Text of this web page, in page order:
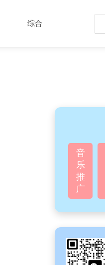
综合
音
乐
推
广